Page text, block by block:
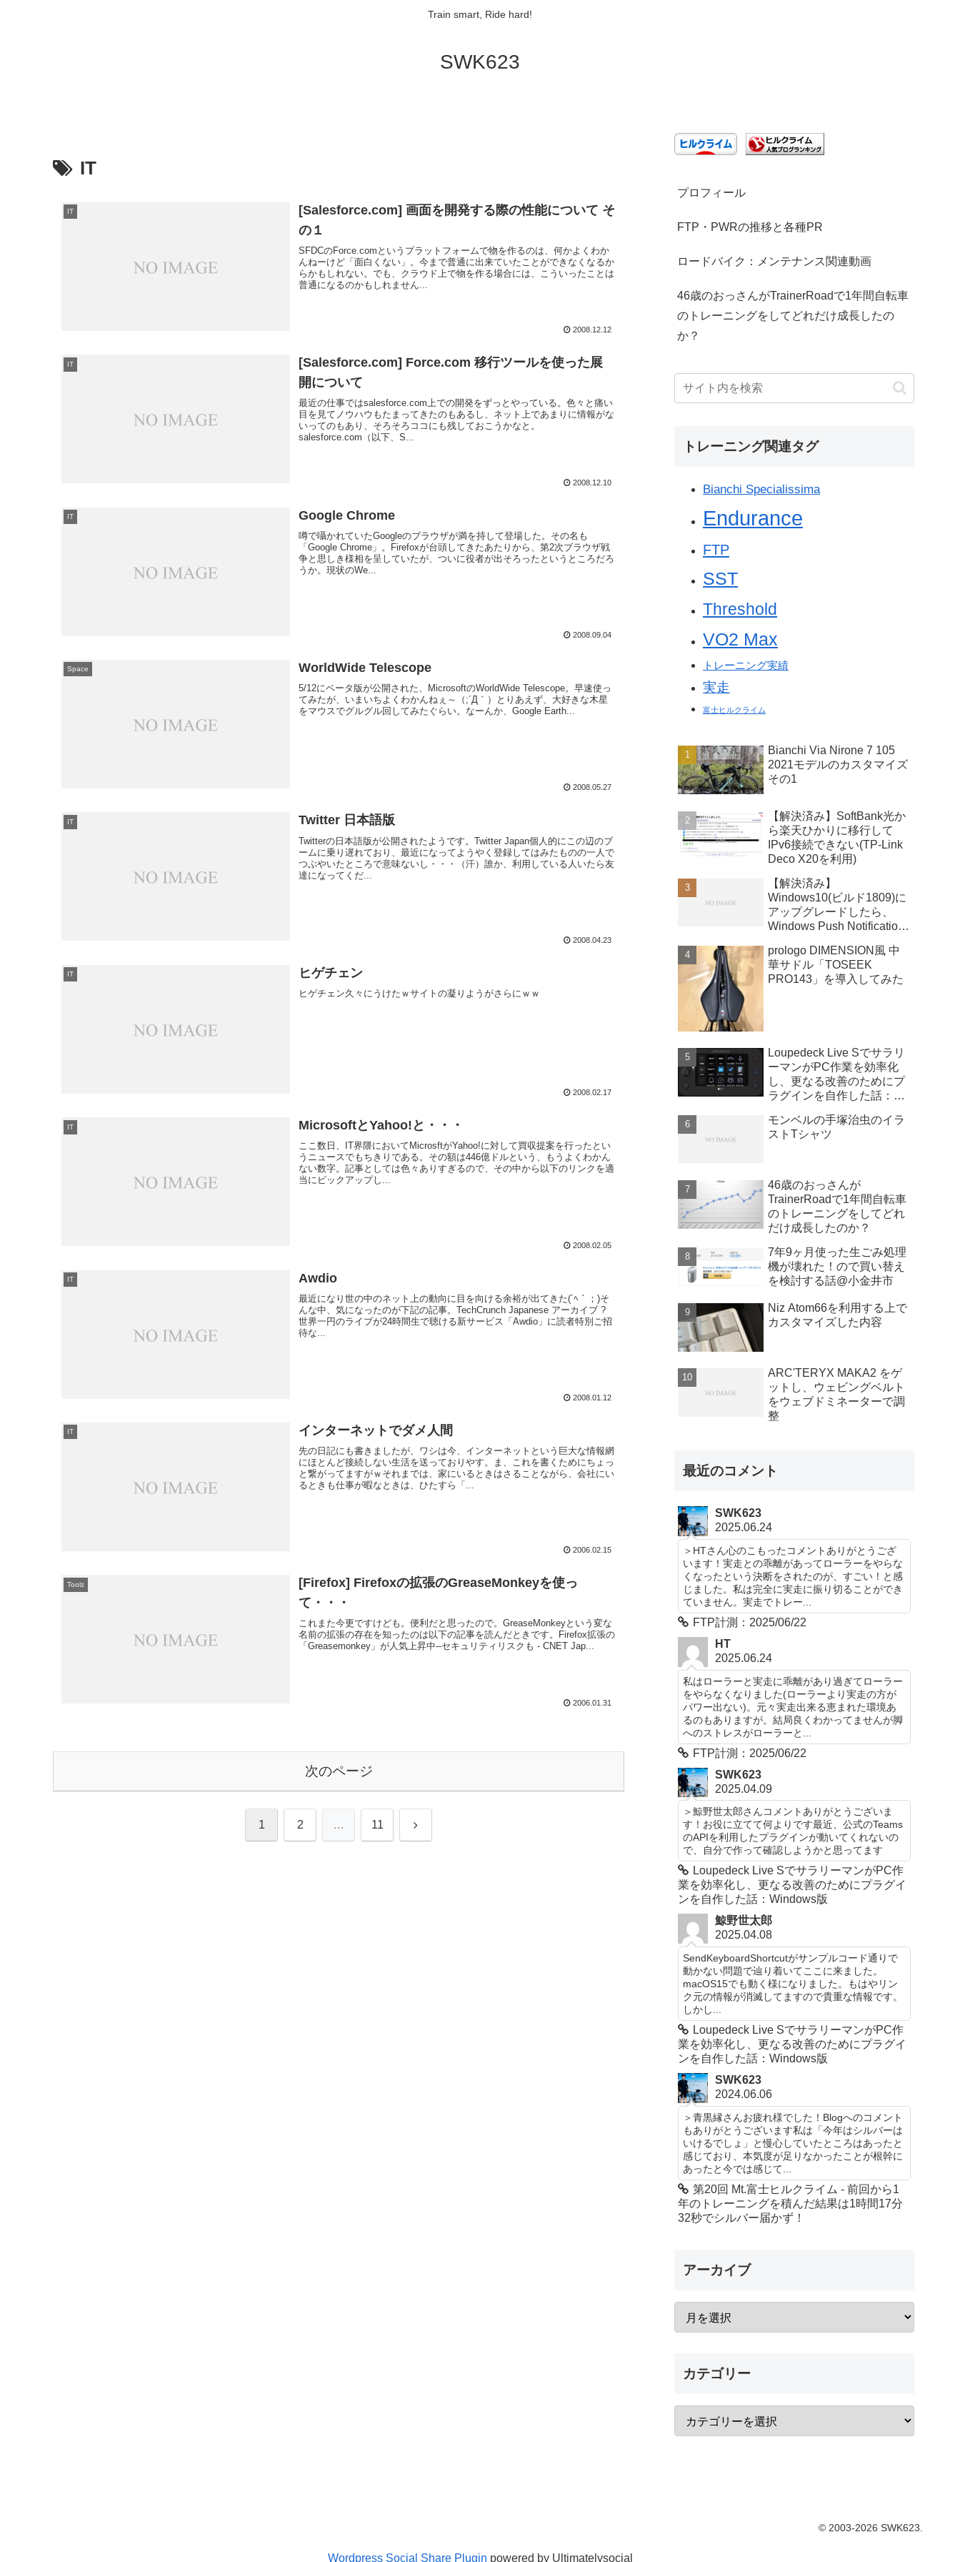
Train smart, Ride hard!
SWK623
IT
IT
[Salesforce.com] 画面を開発する際の性能について そ
の１
SFDCのForce.comというプラットフォームで物を作るのは、何かよくわか
んねーけど「面白くない」。今まで普通に出来ていたことができなくなるか
らかもしれない。でも、クラウド上で物を作る場合には、こういったことは
普通になるのかもしれません...
2008.12.12
IT
[Salesforce.com] Force.com 移行ツールを使った展
開について
最近の仕事ではsalesforce.com上での開発をずっとやっている。色々と痛い
目を見てノウハウもたまってきたのもあるし、ネット上であまりに情報がな
いってのもあり、そろそろココにも残しておこうかなと。
salesforce.com（以下、S...
2008.12.10
IT Google Chrome
噂で囁かれていたGoogleのブラウザが満を持して登場した。その名も
「Google Chrome」。Firefoxが台頭してきたあたりから、第2次ブラウザ戦
争と思しき様相を呈していたが、ついに役者が出そろったというところだろ
うか。現状のWe...
2008.09.04
Space WorldWide Telescope
5/12にベータ版が公開された、MicrosoftのWorldWide Telescope。早速使っ
てみたが、いまいちよくわかんねぇ～（;´Д｀）とりあえず、大好きな木星
をマウスでグルグル回してみたぐらい。なーんか、Google Earth...
2008.05.27
IT Twitter 日本語版
Twitterの日本語版が公開されたようです。Twitter Japan個人的にこの辺のブ
ームに乗り遅れており、最近になってようやく登録してはみたものの一人で
つぶやいたところで意味ないし・・・（汗）誰か、利用している人いたら友
達になってくだ...
2008.04.23
IT ヒゲチェン
ヒゲチェン久々にうけたｗサイトの凝りようがさらにｗｗ
2008.02.17
IT MicrosoftとYahoo!と・・・
ここ数日、IT界隈においてMicrosftがYahoo!に対して買収提案を行ったとい
うニュースでもちきりである。その額は446億ドルという、もうよくわかん
ない数字。記事としては色々ありすぎるので、その中から以下のリンクを適
当にピックアップし...
2008.02.05
IT Awdio
最近になり世の中のネット上の動向に目を向ける余裕が出てきた(´ﾍ｀；)そ
んな中、気になったのが下記の記事。TechCrunch Japanese アーカイブ ?
世界一円のライブが24時間生で聴ける新サービス「Awdio」に読者特別ご招
待な...
2008.01.12
IT インターネットでダメ人間
先の日記にも書きましたが、ワシは今、インターネットという巨大な情報網
にほとんど接続しない生活を送っておりやす。ま、これを書くためにちょっ
と繋がってますがｗそれまでは、家にいるときはさることながら、会社にい
るときも仕事が暇なときは、ひたすら「...
2006.02.15
Toolz
[Firefox] Firefoxの拡張のGreaseMonkeyを使っ
て・・・
これまた今更ですけども。便利だと思ったので。GreaseMonkeyという変な
名前の拡張の存在を知ったのは以下の記事を読んだときです。Firefox拡張の
「Greasemonkey」が人気上昇中--セキュリティリスクも - CNET Jap...
2006.01.31
次のページ
1 2 … 11 次
プロフィール
FTP・PWRの推移と各種PR
ロードバイク：メンテナンス関連動画
46歳のおっさんがTrainerRoadで1年間自転車
のトレーニングをしてどれだけ成長したの
か？
トレーニング関連タグ
Bianchi Specialissima
Endurance
FTP
SST
Threshold
VO2 Max
トレーニング実績
実走
富士ヒルクライム
Bianchi Via Nirone 7 105
2021モデルのカスタマイズ
その1
【解決済み】SoftBank光か
ら楽天ひかりに移行して
IPv6接続できない(TP-Link
Deco X20を利用)
【解決済み】
Windows10(ビルド1809)に
アップグレードしたら、
Windows Push Notifications
prologo DIMENSION風 中
華サドル「TOSEEK
PRO143」を導入してみた
Loupedeck Live Sでサラリ
ーマンがPC作業を効率化
し、更なる改善のためにプ
ラグインを自作した話：
モンベルの手塚治虫のイラ
ストTシャツ
46歳のおっさんが
TrainerRoadで1年間自転車
のトレーニングをしてどれ
だけ成長したのか？
7年9ヶ月使った生ごみ処理
機が壊れた！ので買い替え
を検討する話@小金井市
Niz Atom66を利用する上で
カスタマイズした内容
ARC'TERYX MAKA2 をゲ
ットし、ウェビングベルト
をウェブドミネーターで調
整
最近のコメント
SWK623
2025.06.24
＞HTさん心のこもったコメントありがとうござ
います！実走との乖離があってローラーをやらな
くなったという決断をされたのが、すごい！と感
じました。私は完全に実走に振り切ることができ
ていません。実走でトレー...
FTP計測：2025/06/22
HT
2025.06.24
私はローラーと実走に乖離があり過ぎてローラー
をやらなくなりました(ローラーより実走の方が
パワー出ない)。元々実走出来る恵まれた環境あ
るのもありますが。結局良くわかってませんが脚
へのストレスがローラーと...
FTP計測：2025/06/22
SWK623
2025.04.09
＞鯨野世太郎さんコメントありがとうございま
す！お役に立てて何よりです最近、公式のTeams
のAPIを利用したプラグインが動いてくれないの
で、自分で作って確認しようかと思ってます
Loupedeck Live SでサラリーマンがPC作
業を効率化し、更なる改善のためにプラグイ
ンを自作した話：Windows版
鯨野世太郎
2025.04.08
SendKeyboardShortcutがサンプルコード通りで
動かない問題で辿り着いてここに来ました。
macOS15でも動く様になりました。もはやリン
ク元の情報が消滅してますので貴重な情報です。
しかし...
Loupedeck Live SでサラリーマンがPC作
業を効率化し、更なる改善のためにプラグイ
ンを自作した話：Windows版
SWK623
2024.06.06
＞青黒縁さんお疲れ様でした！Blogへのコメント
もありがとうございます私は「今年はシルバーは
いけるでしょ」と慢心していたところはあったと
感じており、本気度が足りなかったことが根幹に
あったと今では感じて...
第20回 Mt.富士ヒルクライム - 前回から1
年のトレーニングを積んだ結果は1時間17分
32秒でシルバー届かず！
アーカイブ
カテゴリー
© 2003-2026 SWK623.
Wordpress Social Share Plugin powered by Ultimatelysocial